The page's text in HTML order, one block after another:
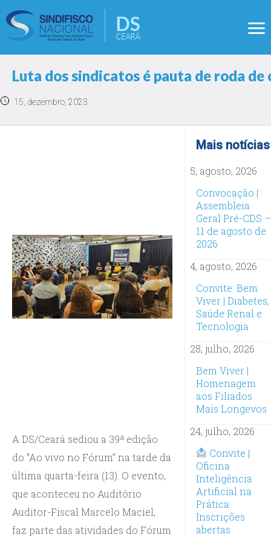
Luta dos sindicatos é pauta de roda de
15, dezembro, 2023
A DS/Ceará sediou a 39ª edição
do “Ao vivo no Fórum” na tarde da
última quarta-feira (13). O evento,
que aconteceu no Auditório
Auditor-Fiscal Marcelo Maciel,
faz parte das atividades do Fórum
Mais notícias
5, agosto, 2026
Convocação |
Assembleia
Geral Pré-CDS –
11 de agosto de
2026
4, agosto, 2026
Convite: Bem
Viver | Diabetes,
Saúde Renal e
Tecnologia
28, julho, 2026
Bem Viver |
Homenagem
aos Filiados
Mais Longevos
24, julho, 2026
Convite |
Oficina
Inteligência
Artificial na
Prática:
Inscrições
abertas